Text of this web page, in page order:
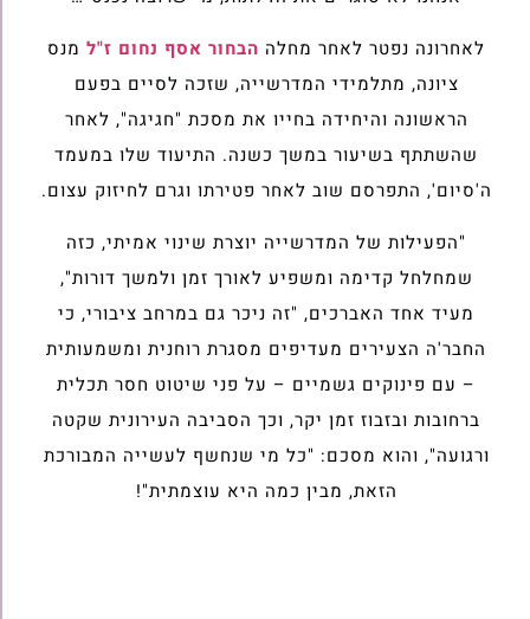
לאחרונה נפטר לאחר מחלה הבחור אסף נחום ז"ל מנס
ציונה, מתלמידי המדרשייה, שזכה לסיים בפעם
הראשונה והיחידה בחייו את מסכת "חגיגה", לאחר
שהשתתף בשיעור במשך כשנה. התיעוד שלו במעמד
ה'סיום', התפרסם שוב לאחר פטירתו וגרם לחיזוק עצום.
"הפעילות של המדרשייה יוצרת שינוי אמיתי, כזה
שמחלחל קדימה ומשפיע לאורך זמן ולמשך דורות",
מעיד אחד האברכים, "זה ניכר גם במרחב ציבורי, כי
החבר'ה הצעירים מעדיפים מסגרת רוחנית ומשמעותית
– עם פינוקים גשמיים – על פני שיטוט חסר תכלית
ברחובות ובזבוז זמן יקר, וכך הסביבה העירונית שקטה
ורגועה", והוא מסכם: "כל מי שנחשף לעשייה המבורכת
הזאת, מבין כמה היא עוצמתית"!